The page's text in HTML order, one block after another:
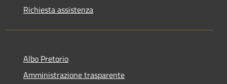
Richiesta assistenza
Albo Pretorio
Amministrazione trasparente